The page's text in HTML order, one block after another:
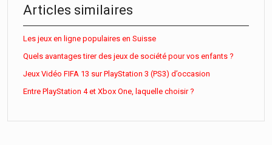
Articles similaires
Les jeux en ligne populaires en Suisse
Quels avantages tirer des jeux de société pour vos enfants ?
Jeux Vidéo FIFA 13 sur PlayStation 3 (PS3) d’occasion
Entre PlayStation 4 et Xbox One, laquelle choisir ?